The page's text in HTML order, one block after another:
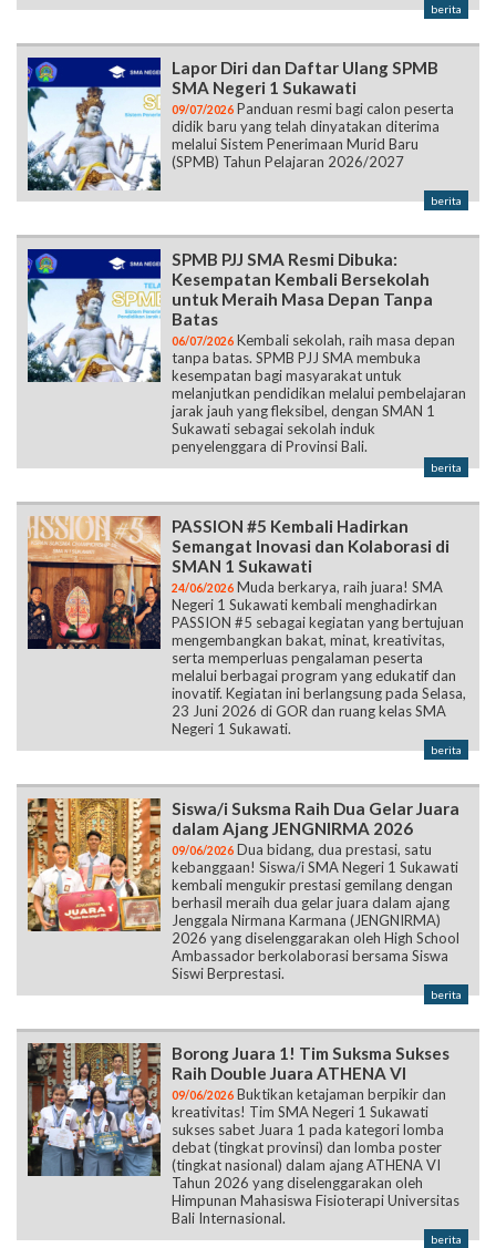
berita
Lapor Diri dan Daftar Ulang SPMB
SMA Negeri 1 Sukawati
09/07/2026 Panduan resmi bagi calon peserta
didik baru yang telah dinyatakan diterima
melalui Sistem Penerimaan Murid Baru
(SPMB) Tahun Pelajaran 2026/2027
berita
SPMB PJJ SMA Resmi Dibuka:
Kesempatan Kembali Bersekolah
untuk Meraih Masa Depan Tanpa
Batas
06/07/2026 Kembali sekolah, raih masa depan
tanpa batas. SPMB PJJ SMA membuka
kesempatan bagi masyarakat untuk
melanjutkan pendidikan melalui pembelajaran
jarak jauh yang fleksibel, dengan SMAN 1
Sukawati sebagai sekolah induk
penyelenggara di Provinsi Bali.
berita
PASSION #5 Kembali Hadirkan
Semangat Inovasi dan Kolaborasi di
SMAN 1 Sukawati
24/06/2026 Muda berkarya, raih juara! SMA
Negeri 1 Sukawati kembali menghadirkan
PASSION #5 sebagai kegiatan yang bertujuan
mengembangkan bakat, minat, kreativitas,
serta memperluas pengalaman peserta
melalui berbagai program yang edukatif dan
inovatif. Kegiatan ini berlangsung pada Selasa,
23 Juni 2026 di GOR dan ruang kelas SMA
Negeri 1 Sukawati.
berita
Siswa/i Suksma Raih Dua Gelar Juara
dalam Ajang JENGNIRMA 2026
09/06/2026 Dua bidang, dua prestasi, satu
kebanggaan! Siswa/i SMA Negeri 1 Sukawati
kembali mengukir prestasi gemilang dengan
berhasil meraih dua gelar juara dalam ajang
Jenggala Nirmana Karmana (JENGNIRMA)
2026 yang diselenggarakan oleh High School
Ambassador berkolaborasi bersama Siswa
Siswi Berprestasi.
berita
Borong Juara 1! Tim Suksma Sukses
Raih Double Juara ATHENA VI
09/06/2026 Buktikan ketajaman berpikir dan
kreativitas! Tim SMA Negeri 1 Sukawati
sukses sabet Juara 1 pada kategori lomba
debat (tingkat provinsi) dan lomba poster
(tingkat nasional) dalam ajang ATHENA VI
Tahun 2026 yang diselenggarakan oleh
Himpunan Mahasiswa Fisioterapi Universitas
Bali Internasional.
berita